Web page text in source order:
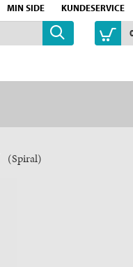
MIN SIDE KUNDESERVICE
(Spiral)